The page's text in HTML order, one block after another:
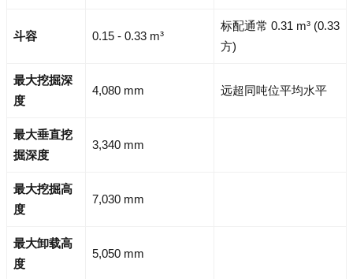
斗容 0.15 - 0.33 m³
标配通常 0.31 m³ (0.33
方)
最大挖掘深
度
4,080 mm 远超同吨位平均水平
最大垂直挖
掘深度
3,340 mm
最大挖掘高
度
7,030 mm
最大卸载高
度
5,050 mm